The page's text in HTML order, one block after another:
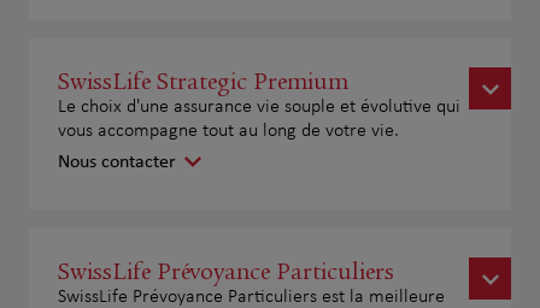
SwissLife Strategic Premium
Le choix d'une assurance vie souple et évolutive qui
vous accompagne tout au long de votre vie.
Nous contacter
SwissLife Prévoyance Particuliers
SwissLife Prévoyance Particuliers est la meilleure